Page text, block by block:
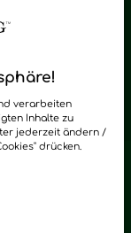
verarbeiten
Inhalte zu
jederzeit ändern /
drücken.